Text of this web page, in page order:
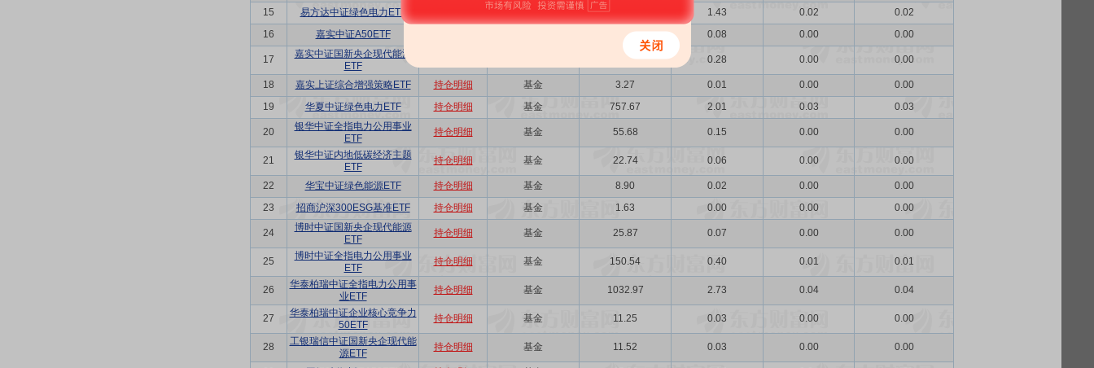
15 易方达中证绿色电力ETF 基金 1.43 0.02
0.02
16
嘉实中证A50ETF 31.41 0.08 0.00 0.00
17
嘉实中证国新央企现代能源
ETF
105.69 0.28 0.00 0.00
18 嘉实上证综合增强策略ETF 持仓明细 基金 3.27 0.01 0.00
0.00
19
华夏中证绿色电力ETF 持仓明细 基金 757.67 2.01 0.03 0.03
20
银华中证全指电力公用事业
ETF
持仓明细 基金 55.68 0.15 0.00 0.00
21
银华中证内地低碳经济主题
ETF
持仓明细 基金 22.74 0.06 0.00 0.00
22 华宝中证绿色能源ETF 持仓明细 基金 8.90 0.02 0.00
0.00
23
招商沪深300ESG基准ETF 持仓明细 基金 1.63 0.00 0.00 0.00
24
博时中证国新央企现代能源
ETF
持仓明细 基金 25.87 0.07 0.00 0.00
25
博时中证全指电力公用事业
ETF
持仓明细 基金 150.54 0.40 0.01 0.01
26
华泰柏瑞中证全指电力公用事
业ETF
持仓明细 基金 1032.97 2.73 0.04 0.04
27
华泰柏瑞中证企业核心竞争力
50ETF
持仓明细 基金 11.25 0.03 0.00 0.00
28
工银瑞信中证国新央企现代能
源ETF
持仓明细 基金 11.52 0.03 0.00 0.00